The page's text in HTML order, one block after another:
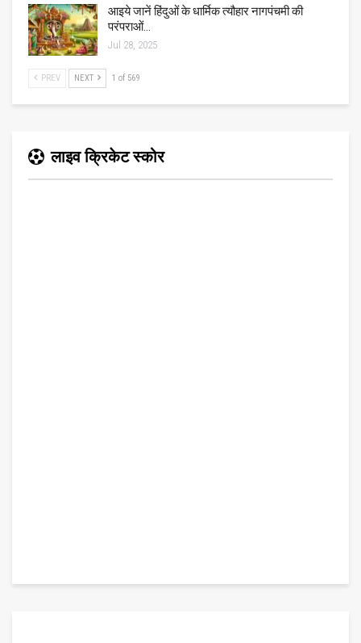
आइये जानें हिंदुओं के धार्मिक त्यौहार नागपंचमी की
परंपराओं…
Jul 28, 2025
PREV NEXT 1 of 569
लाइव क्रिकेट स्कोर